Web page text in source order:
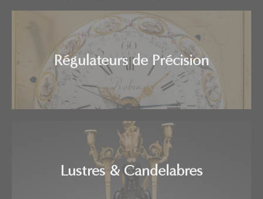
Régulateurs de Précision
Lustres & Candelabres